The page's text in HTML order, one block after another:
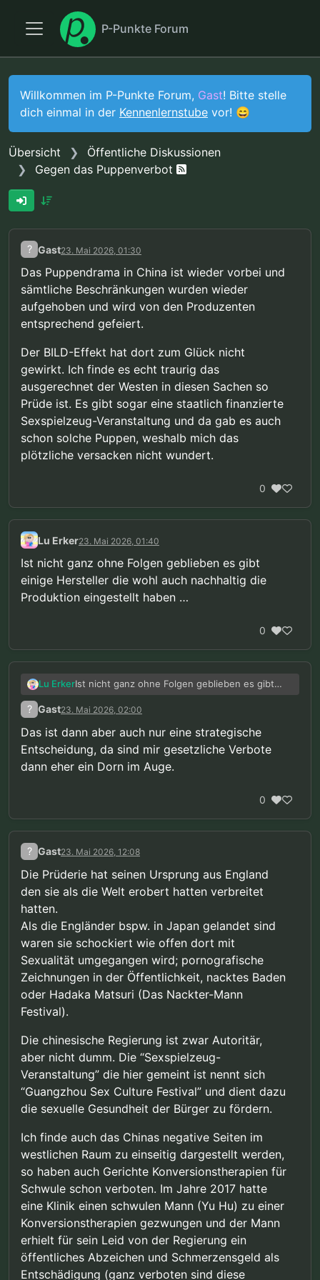
P-Punkte Forum
Willkommen im P-Punkte Forum, Gast! Bitte stelle
dich einmal in der Kennenlernstube vor! 😄
Übersicht
Öffentliche Diskussionen
Gegen das Puppenverbot
? Gast23. Mai 2026, 01:30
Das Puppendrama in China ist wieder vorbei und
sämtliche Beschränkungen wurden wieder
aufgehoben und wird von den Produzenten
entsprechend gefeiert.
Der BILD-Effekt hat dort zum Glück nicht
gewirkt. Ich finde es echt traurig das
ausgerechnet der Westen in diesen Sachen so
Prüde ist. Es gibt sogar eine staatlich finanzierte
Sexspielzeug-Veranstaltung und da gab es auch
schon solche Puppen, weshalb mich das
plötzliche versacken nicht wundert.
0
Lu Erker23. Mai 2026, 01:40
Ist nicht ganz ohne Folgen geblieben es gibt
einige Hersteller die wohl auch nachhaltig die
Produktion eingestellt haben …
0
Lu ErkerIst nicht ganz ohne Folgen geblieben es gibt
einige Hersteller die wohl auch nachhaltig die
Produktion eingestellt haben …
? Gast23. Mai 2026, 02:00
Das ist dann aber auch nur eine strategische
Entscheidung, da sind mir gesetzliche Verbote
dann eher ein Dorn im Auge.
0
? Gast23. Mai 2026, 12:08
Die Prüderie hat seinen Ursprung aus England
den sie als die Welt erobert hatten verbreitet
hatten.
Als die Engländer bspw. in Japan gelandet sind
waren sie schockiert wie offen dort mit
Sexualität umgegangen wird; pornografische
Zeichnungen in der Öffentlichkeit, nacktes Baden
oder Hadaka Matsuri (Das Nackter-Mann
Festival).
Die chinesische Regierung ist zwar Autoritär,
aber nicht dumm. Die “Sexspielzeug-
Veranstaltung” die hier gemeint ist nennt sich
“Guangzhou Sex Culture Festival” und dient dazu
die sexuelle Gesundheit der Bürger zu fördern.
Ich finde auch das Chinas negative Seiten im
westlichen Raum zu einseitig dargestellt werden,
so haben auch Gerichte Konversionstherapien für
Schwule schon verboten. Im Jahre 2017 hatte
eine Klinik einen schwulen Mann (Yu Hu) zu einer
Konversionstherapien gezwungen und der Mann
erhielt für sein Leid von der Regierung ein
öffentliches Abzeichen und Schmerzensgeld als
Entschädigung (ganz verboten sind diese